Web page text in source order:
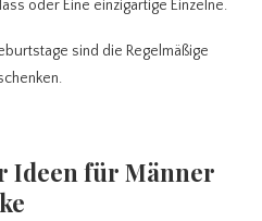
oder Eine einzigartige Einzelne.
sind die Regelmäßige
Ideen für Männer